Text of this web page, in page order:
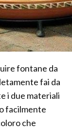
fontane da
fai da
i due materiali
facilmente
che